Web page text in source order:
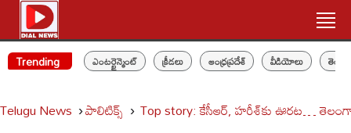
Trending ఎంటర్టైన్మెంట్ క్రీడలు ఆంధ్రప్రదేశ్ వీడియోలు
Telugu News పాలిటిక్స్‌ Top story: కేసీఆర్‌, హరీశ్‌కు ఊరట…